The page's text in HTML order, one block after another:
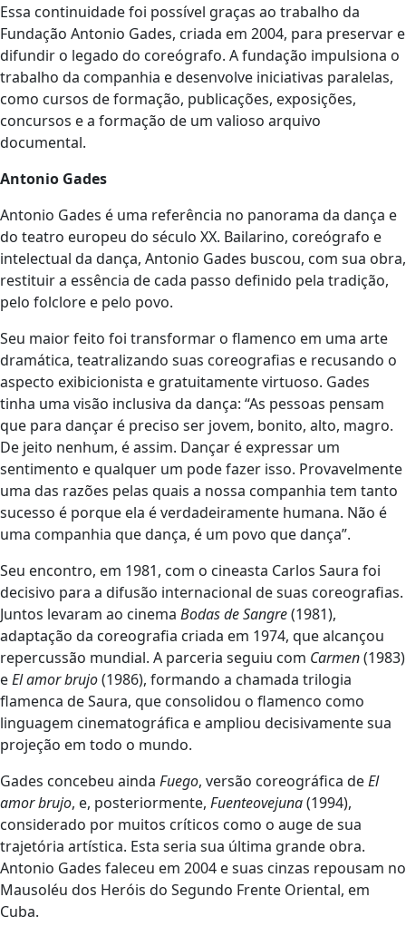
Essa continuidade foi possível graças ao trabalho da
Fundação Antonio Gades, criada em 2004, para preservar e
difundir o legado do coreógrafo. A fundação impulsiona o
trabalho da companhia e desenvolve iniciativas paralelas,
como cursos de formação, publicações, exposições,
concursos e a formação de um valioso arquivo
documental.
Antonio Gades
Antonio Gades é uma referência no panorama da dança e
do teatro europeu do século XX. Bailarino, coreógrafo e
intelectual da dança, Antonio Gades buscou, com sua obra,
restituir a essência de cada passo definido pela tradição,
pelo folclore e pelo povo.
Seu maior feito foi transformar o flamenco em uma arte
dramática, teatralizando suas coreografias e recusando o
aspecto exibicionista e gratuitamente virtuoso. Gades
tinha uma visão inclusiva da dança: “As pessoas pensam
que para dançar é preciso ser jovem, bonito, alto, magro.
De jeito nenhum, é assim. Dançar é expressar um
sentimento e qualquer um pode fazer isso. Provavelmente
uma das razões pelas quais a nossa companhia tem tanto
sucesso é porque ela é verdadeiramente humana. Não é
uma companhia que dança, é um povo que dança”.
Seu encontro, em 1981, com o cineasta Carlos Saura foi
decisivo para a difusão internacional de suas coreografias.
Juntos levaram ao cinema Bodas de Sangre(1981),
adaptação da coreografia criada em 1974, que alcançou
repercussão mundial. A parceria seguiu com Carmen(1983)
eEl amor brujo(1986), formando a chamada trilogia
flamenca de Saura, que consolidou o flamenco como
linguagem cinematográfica e ampliou decisivamente sua
projeção em todo o mundo.
Gades concebeu ainda Fuego, versão coreográfica deEl
amor brujo, e, posteriormente, Fuenteovejuna(1994),
considerado por muitos críticos como o auge de sua
trajetória artística. Esta seria sua última grande obra.
Antonio Gades faleceu em 2004 e suas cinzas repousam no
Mausoléu dos Heróis do Segundo Frente Oriental, em
Cuba.